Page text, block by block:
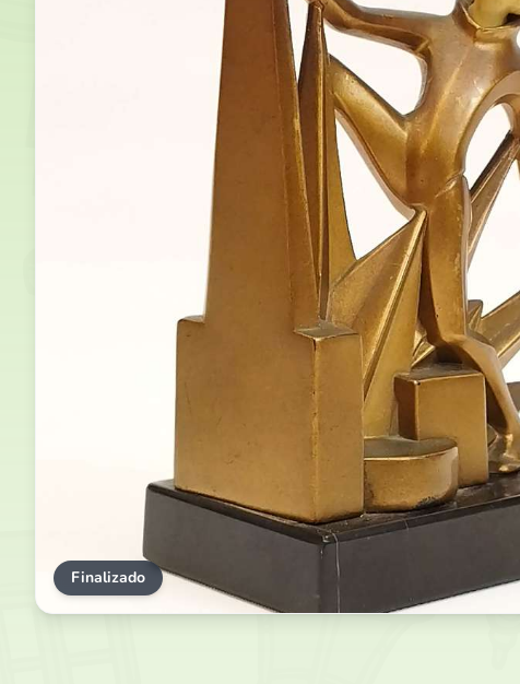
Finalizado